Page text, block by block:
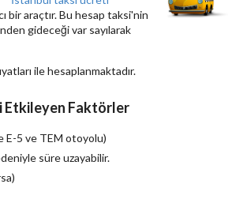
bir araçtır. Bu hesap taksi'nin
gideceği var sayılarak
ile hesaplanmaktadır.
Etkileyen Faktörler
E-5 ve TEM otoyolu)
süre uzayabilir.